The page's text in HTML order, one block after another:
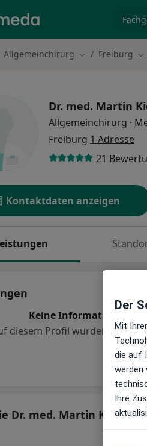
Allgemeinchirurg Stadt ändern
Freiburg
Dr. med. Martin
Allgemeinchirurg ·
Freiburg 1 Adresse
21
Kontaktdaten anzeigen
Keine Informationen
diesem Profil wurden noch
Dr. med. Martin
Der
Mit
die auf
werden
Ihre